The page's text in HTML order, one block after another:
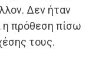
Δεν ήταν
η πρόθεση πίσω
τους.